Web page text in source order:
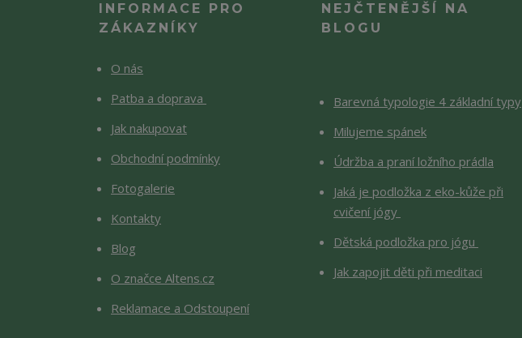
INFORMACE PRO
ZÁKAZNÍKY
O nás
Patba a doprava
Jak nakupovat
Obchodní podmínky
Fotogalerie
Kontakty
Blog
O značce Altens.cz
Reklamace a Odstoupení
NEJČTENĚJŠÍ NA
BLOGU
Barevná typologie 4 základní typy
Milujeme spánek
Údržba a praní ložního prádla
Jaká je podložka z eko-kůže při
cvičení jógy
Dětská podložka pro jógu
Jak zapojit děti při meditaci